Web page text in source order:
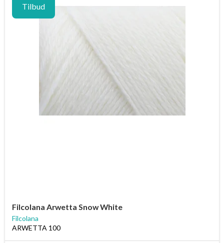
Tilbud
Filcolana Arwetta Snow White
Filcolana
ARWETTA 100